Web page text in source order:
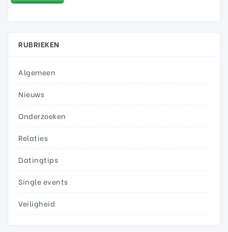
RUBRIEKEN
Algemeen
Nieuws
Onderzoeken
Relaties
Datingtips
Single events
Veiligheid